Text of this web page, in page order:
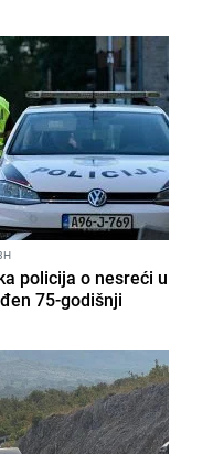
policija o nesreći u
75-godišnji